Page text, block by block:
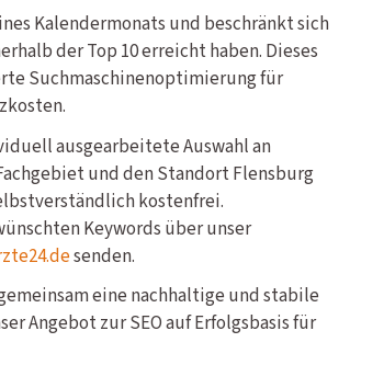
Kalendermonats und beschränkt sich
der Top 10 erreicht haben. Dieses
Suchmaschinenoptimierung für
ausgearbeitete Auswahl an
und den Standort Flensburg
kostenfrei.
Keywords über unser
senden.
eine nachhaltige und stabile
Angebot zur SEO auf Erfolgsbasis für